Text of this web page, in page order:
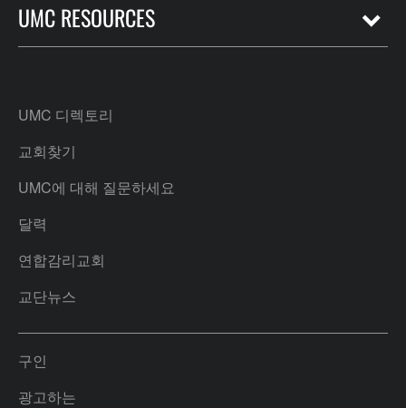
UMC RESOURCES
UMC 디렉토리
교회찾기
UMC에 대해 질문하세요
달력
연합감리교회
교단뉴스
구인
광고하는